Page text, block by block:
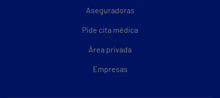
Aseguradoras
Pide cita médica
Área privada
Empresas